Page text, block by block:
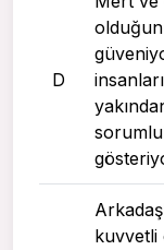
D
kuvvetli